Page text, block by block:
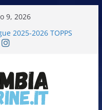
9, 2026
2025-2026 TOPPS
2026 PANINI